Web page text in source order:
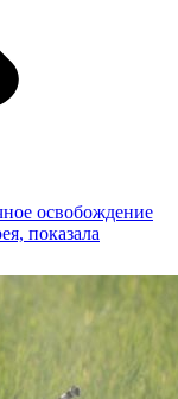
освобождение
показала